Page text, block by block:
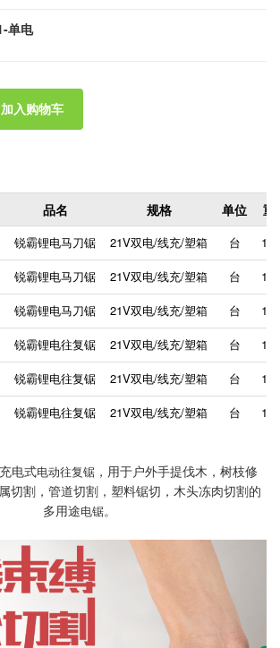
单电
加入购物车
品名 规格 单位 重
锐霸锂电马刀锯 21V双电/线充/塑箱 台
锐霸锂电马刀锯 21V双电/线充/塑箱 台
锐霸锂电马刀锯 21V双电/线充/塑箱 台
锐霸锂电往复锯 21V双电/线充/塑箱 台
锐霸锂电往复锯 21V双电/线充/塑箱 台
锐霸锂电往复锯 21V双电/线充/塑箱 台
充电式电动往复锯 ，用于户外手提伐木，树枝修
切割，管道切割，塑料锯切，木头冻肉切割的
多用途电锯。